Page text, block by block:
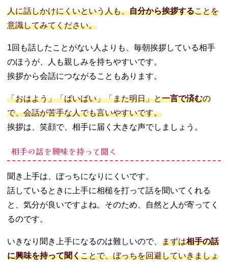
人に話しかけにくいという人も、自分から挨拶することを
意識してみてください。
1回も話したことがない人よりも、毎朝挨拶している相手
のほうが、人も親しみを持ちやすいです。
挨拶から会話につながることもあります。
「おはよう」「ばいばい」「また明日」と一言で済むの
で、会話が苦手な人でも言いやすいです。
挨拶は、笑顔で、相手に届く大きな声でしましょう。
相手の話を興味を持って聞く
聞き上手は、ぼっちになりにくいです。
話しているときに上手に相槌を打って話を聞いてくれる
と、気分が良いですよね。そのため、自然と人が寄ってく
るのです。
いきなり聞き上手になるのは難しいので、 まずは相手の話
に興味を持って聞くことで、ぼっちを回避していきましょ